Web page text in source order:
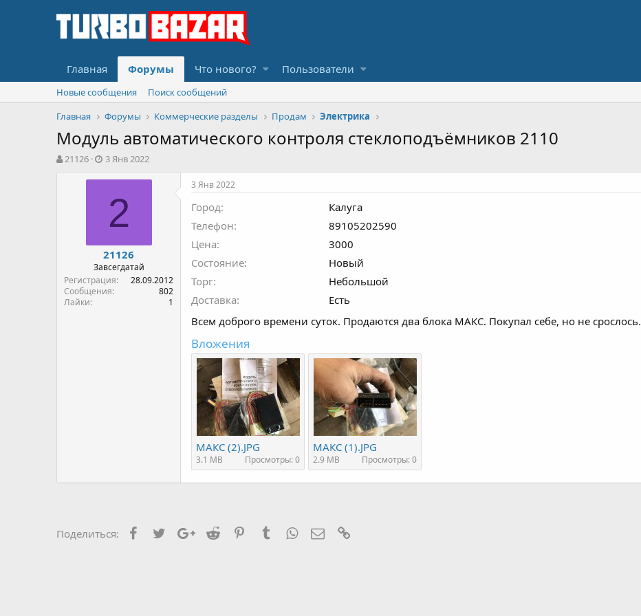
Главная Форумы Что нового? Пользователи
Новые сообщения
Поиск сообщений
Главная
Форумы Коммерческие разделы Продам Электрика
Модуль автоматического контроля стеклоподъёмников 2110
А
21126
Д
т
а
л
а
3 Янв 2022
2
21126
Завсегдатай
Регистрация
28.09.2012
Сообщения
802
Лайки
1
3 Янв 2022
Город
Калуга
Телефон
89105202590
Цена
3000
Состояние
Новый
Торг
Небольшой
Доставка
Есть
Всем доброго времени суток. Продаются два блока МАКС. Покупал себе, но не срослось.
Вложения
МАКС (2).JPG
3.1 MB Просмотры: 0
МАКС (1).JPG
2.9 MB Просмотры: 0
Поделиться: FacebookTwitterGoogle+
Reddit PinterestTumblrWhatsAppЭлектронная почта